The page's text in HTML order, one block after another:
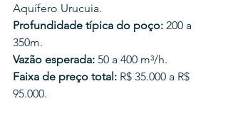
Aquífero Urucuia.
Profundidade típica do poço: 200 a
350m.
Vazão esperada: 50 a 400 m³/h.
Faixa de preço total: R$ 35.000 a R$
95.000.